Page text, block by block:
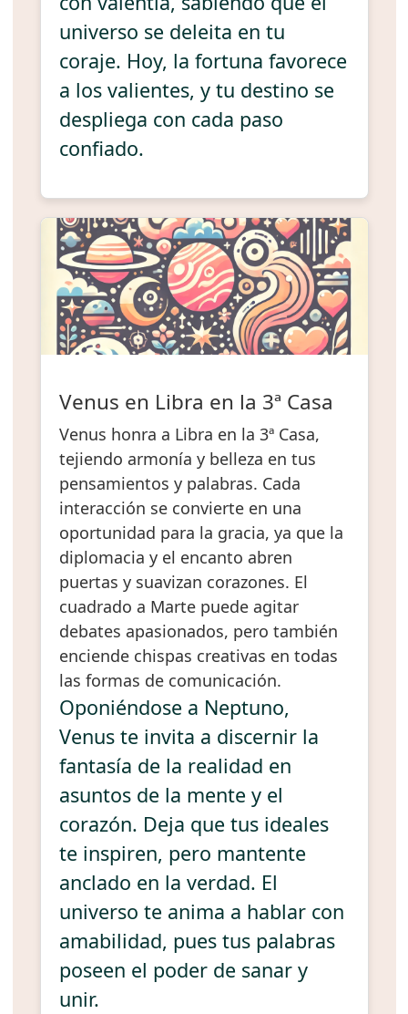
universo se deleita en tu
coraje. Hoy, la fortuna favorece
a los valientes, y tu destino se
despliega con cada paso
confiado.
Venus en Libra en la 3ª Casa
Venus honra a Libra en la 3ª Casa,
tejiendo armonía y belleza en tus
pensamientos y palabras. Cada
interacción se convierte en una
oportunidad para la gracia, ya que la
diplomacia y el encanto abren
puertas y suavizan corazones. El
cuadrado a Marte puede agitar
debates apasionados, pero también
enciende chispas creativas en todas
las formas de comunicación.
Oponiéndose a Neptuno,
Venus te invita a discernir la
fantasía de la realidad en
asuntos de la mente y el
corazón. Deja que tus ideales
te inspiren, pero mantente
anclado en la verdad. El
universo te anima a hablar con
amabilidad, pues tus palabras
poseen el poder de sanar y
unir.